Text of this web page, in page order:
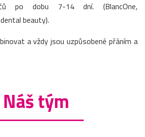
po dobu 7-14 dní. (BlancOne,
beauty).
a vždy jsou uzpůsobené přáním a
Náš tým